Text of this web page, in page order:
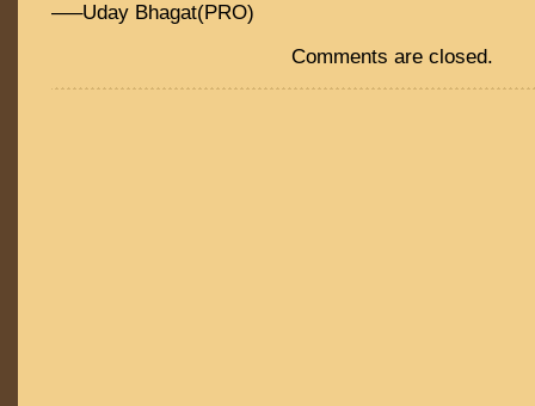
—–Uday Bhagat(PRO)
Comments are closed.